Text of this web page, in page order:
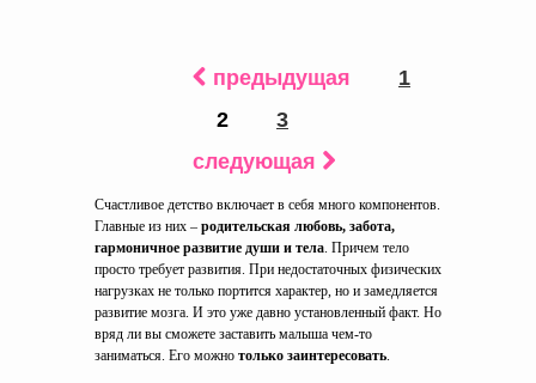
предыдущая
1
2
3
следующая
Счастливое детство включает в себя много компонентов.
Главные из них – родительская любовь, забота,
гармоничное развитие души и тела. Причем тело
просто требует развития. При недостаточных физических
нагрузках не только портится характер, но и замедляется
развитие мозга. И это уже давно установленный факт. Но
вряд ли вы сможете заставить малыша чем-то
заниматься. Его можно только заинтересовать.